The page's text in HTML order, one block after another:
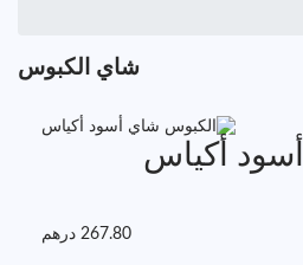
شاي الكبوس
أكياس
267.80 درهم